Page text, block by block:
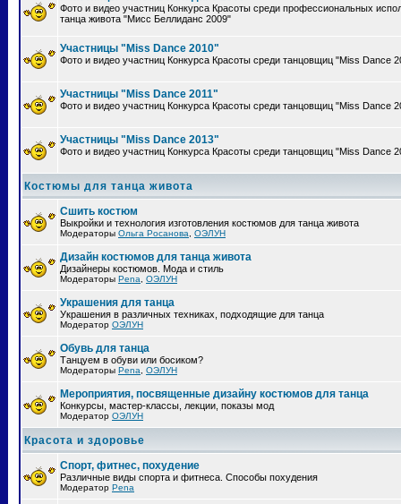
Фото и видео участниц Конкурса Красоты среди профессиональных
танца живота "Мисс Беллиданс 2009"
Участницы "Miss Dance 2010"
Фото и видео участниц Конкурса Красоты среди танцовщиц "Miss Dance
Участницы "Miss Dance 2011"
Фото и видео участниц Конкурса Красоты среди танцовщиц "Miss Dance
Участницы "Miss Dance 2013"
Фото и видео участниц Конкурса Красоты среди танцовщиц "Miss Dance
Костюмы для танца живота
Сшить костюм
Выкройки и технология изготовления костюмов для танца живота
Модераторы Ольга Росанова ОЭЛУН
Дизайн костюмов для танца живота
Дизайнеры костюмов. Мода и стиль
Модераторы Pena ОЭЛУН
Украшения для танца
Украшения в различных техниках, подходящие для танца
Модератор ОЭЛУН
Обувь для танца
Танцуем в обуви или босиком?
Модераторы Pena ОЭЛУН
Мероприятия, посвященные дизайну костюмов для танца
Конкурсы, мастер-классы, лекции, показы мод
Модератор ОЭЛУН
Красота и здоровье
Спорт, фитнес, похудение
Различные виды спорта и фитнеса. Способы похудения
Модератор Pena